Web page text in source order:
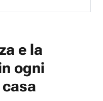
e la
ogni